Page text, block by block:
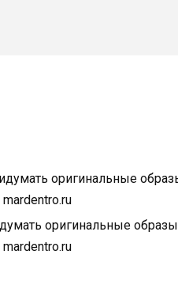
оригинальные